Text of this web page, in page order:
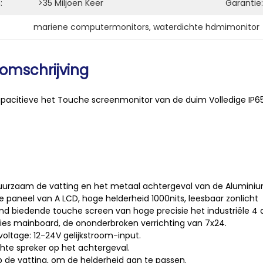
>35 Miljoen Keer Garantie:
mariene computermonitors, waterdichte hdmimonitor
Touche screenmonitor van de duim Volledige IP65
de vatting en het metaal achtergeval van de
paneel van A LCD, hoge helderheid 1000nits, leesbaar zonlicht
biedende touche screen van hoge precisie het industriële
mainboard, de ononderbroken verrichting van 7x24.
12-24V gelijkstroom-input.
spreker op het achtergeval.
de vatting, om de helderheid aan te passen.